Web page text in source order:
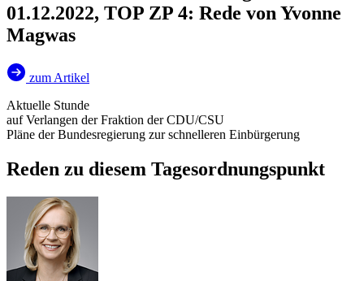
01.12.2022, TOP ZP 4: Rede von Yvonne
Magwas
zum Artikel
Aktuelle Stunde
auf Verlangen der Fraktion der CDU/CSU
Pläne der Bundesregierung zur schnelleren Einbürgerung
Reden zu diesem Tagesordnungspunkt